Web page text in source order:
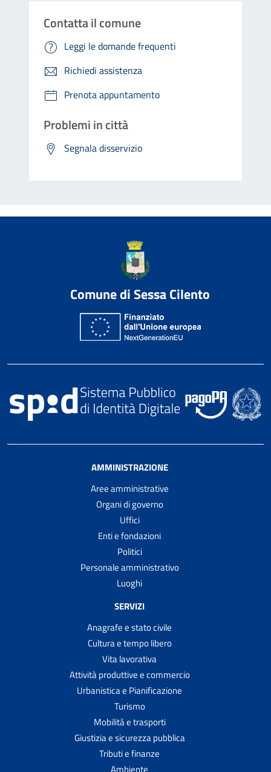
Contatta il comune
Leggi le domande frequenti
Richiedi assistenza
Prenota appuntamento
Problemi in città
Segnala disservizio
Comune di Sessa Cilento
AMMINISTRAZIONE
Aree amministrative
Organi di governo
Uffici
Enti e fondazioni
Politici
Personale amministrativo
Luoghi
SERVIZI
Anagrafe e stato civile
Cultura e tempo libero
Vita lavorativa
Attività produttive e commercio
Urbanistica e Pianificazione
Turismo
Mobilità e trasporti
Giustizia e sicurezza pubblica
Tributi e finanze
Ambiente